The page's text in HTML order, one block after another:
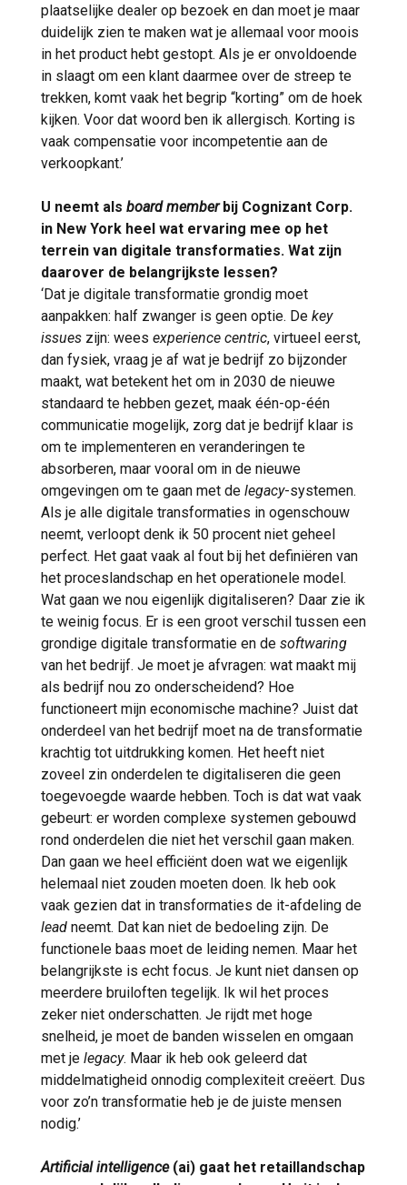
plaatselijke dealer op bezoek en dan moet je maar
duidelijk zien te maken wat je allemaal voor moois
in het product hebt gestopt. Als je er onvoldoende
in slaagt om een klant daarmee over de streep te
trekken, komt vaak het begrip “korting” om de hoek
kijken. Voor dat woord ben ik allergisch. Korting is
vaak compensatie voor incompetentie aan de
verkoopkant.’
U neemt als board memberbij Cognizant Corp.
in New York heel wat ervaring mee op het
terrein van digitale transformaties. Wat zijn
daarover de belangrijkste lessen?
‘Dat je digitale transformatie grondig moet
aanpakken: half zwanger is geen optie. De key
issues zijn: wees experience centric, virtueel eerst,
dan fysiek, vraag je af wat je bedrijf zo bijzonder
maakt, wat betekent het om in 2030 de nieuwe
standaard te hebben gezet, maak één-op-één
communicatie mogelijk, zorg dat je bedrijf klaar is
om te implementeren en veranderingen te
absorberen, maar vooral om in de nieuwe
omgevingen om te gaan met de legacy-systemen.
Als je alle digitale transformaties in ogenschouw
neemt, verloopt denk ik 50 procent niet geheel
perfect. Het gaat vaak al fout bij het definiëren van
het proceslandschap en het operationele model.
Wat gaan we nou eigenlijk digitaliseren? Daar zie ik
te weinig focus. Er is een groot verschil tussen een
grondige digitale transformatie en de softwaring
van het bedrijf. Je moet je afvragen: wat maakt mij
als bedrijf nou zo onderscheidend? Hoe
functioneert mijn economische machine? Juist dat
onderdeel van het bedrijf moet na de transformatie
krachtig tot uitdrukking komen. Het heeft niet
zoveel zin onderdelen te digitaliseren die geen
toegevoegde waarde hebben. Toch is dat wat vaak
gebeurt: er worden complexe systemen gebouwd
rond onderdelen die niet het verschil gaan maken.
Dan gaan we heel efficiënt doen wat we eigenlijk
helemaal niet zouden moeten doen. Ik heb ook
vaak gezien dat in transformaties de it-afdeling de
lead neemt. Dat kan niet de bedoeling zijn. De
functionele baas moet de leiding nemen. Maar het
belangrijkste is echt focus. Je kunt niet dansen op
meerdere bruiloften tegelijk. Ik wil het proces
zeker niet onderschatten. Je rijdt met hoge
snelheid, je moet de banden wisselen en omgaan
met je legacy. Maar ik heb ook geleerd dat
middelmatigheid onnodig complexiteit creëert. Dus
voor zo’n transformatie heb je de juiste mensen
nodig.’
Artificial intelligence (ai) gaat het retaillandschap